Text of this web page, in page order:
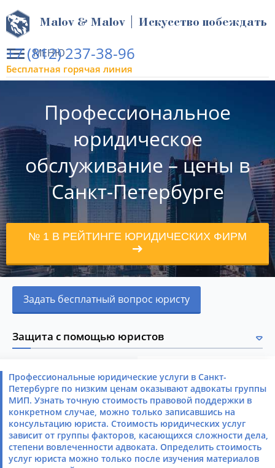
МЕНЮ
Malov & Malov | Искусство побеждать
+7 (812) 237-38-96
Бесплатная горячая линия
Профессиональное
юридическое
обслуживание – цены в
Санкт-Петербурге
№ 1 В РЕЙТИНГЕ ЮРИДИЧЕСКИХ ФИРМ
Задать бесплатный вопрос юристу
Защита с помощью юристов
Профессиональные юридические услуги в Санкт-
Петербурге по низким ценам оказывают адвокаты группы
МИП. Узнать точную стоимость правовой поддержки в
конкретном случае, можно только записавшись на
консультацию юриста. Стоимость юридических услуг
зависит от группы факторов, касающихся сложности дела,
степени вовлеченности адвоката. Определить стоимость
услуг юриста можно только после изучения материалов